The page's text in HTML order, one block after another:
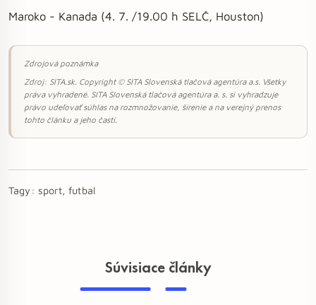
Maroko - Kanada (4. 7. /19.00 h SELČ, Houston)
Zdrojová poznámka
Zdroj: SITA.sk. Copyright © SITA Slovenská tlačová agentúra a.s. Všetky
práva vyhradené. SITA Slovenská tlačová agentúra a. s. si vyhradzuje
právo udeľovať súhlas na rozmnožovanie, šírenie a na verejný prenos
tohto článku a jeho častí.
Tagy: sport, futbal
Súvisiace články